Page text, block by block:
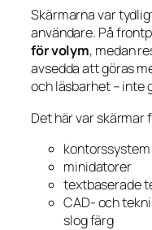
Skärmarna var
användare. På
för volym, medan
avsedda att göras
och läsbarhet – inte
Det här var skärmar
kontorssystem
minidatorer
textbaserade
CAD- och
slog färg